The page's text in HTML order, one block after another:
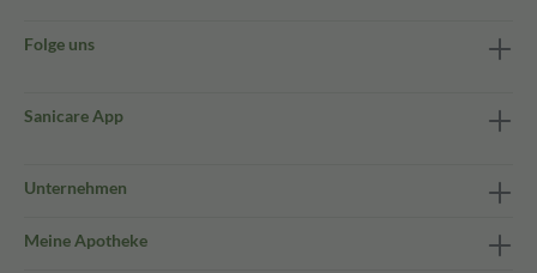
Folge uns
Sanicare App
Unternehmen
Meine Apotheke